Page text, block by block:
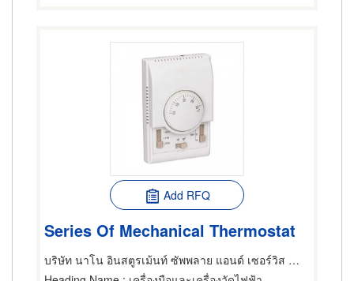
Add RFQ
Series Of Mechanical Thermostat
บริษัท นาโน อินสตูรเม้นท์ ซัพพลาย แอนด์ เซอร์วิส จำกัด